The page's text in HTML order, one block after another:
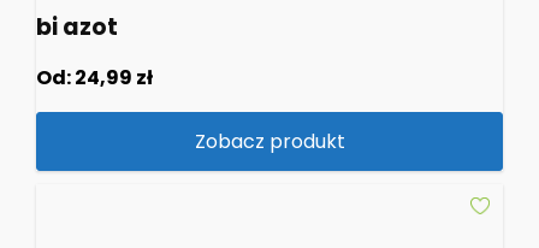
bi azot
Od:24,99 zł
Zobacz produkt